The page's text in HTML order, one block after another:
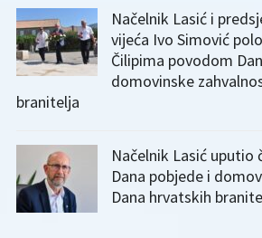
Načelnik Lasić i
vijeća Ivo Simović
Čilipima povodom
domovinske
branitelja
Načelnik Lasić
Dana pobjede i
Dana hrvatskih